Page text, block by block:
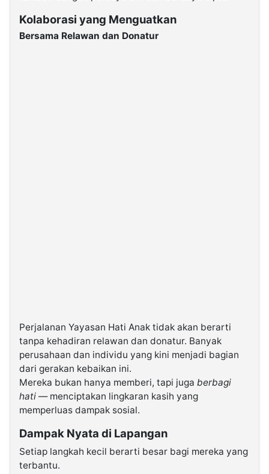
Kolaborasi yang Menguatkan
Bersama Relawan dan Donatur
Perjalanan Yayasan Hati Anak tidak akan berarti
tanpa kehadiran relawan dan donatur. Banyak
perusahaan dan individu yang kini menjadi bagian
dari gerakan kebaikan ini.
Mereka bukan hanya memberi, tapi juga berbagi
hati — menciptakan lingkaran kasih yang
memperluas dampak sosial.
Dampak Nyata di Lapangan
Setiap langkah kecil berarti besar bagi mereka yang
terbantu.